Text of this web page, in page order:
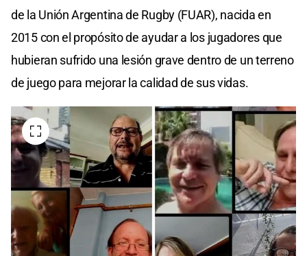
de la Unión Argentina de Rugby (FUAR), nacida en
2015 con el propósito de ayudar a los jugadores que
hubieran sufrido una lesión grave dentro de un terreno
de juego para mejorar la calidad de sus vidas.